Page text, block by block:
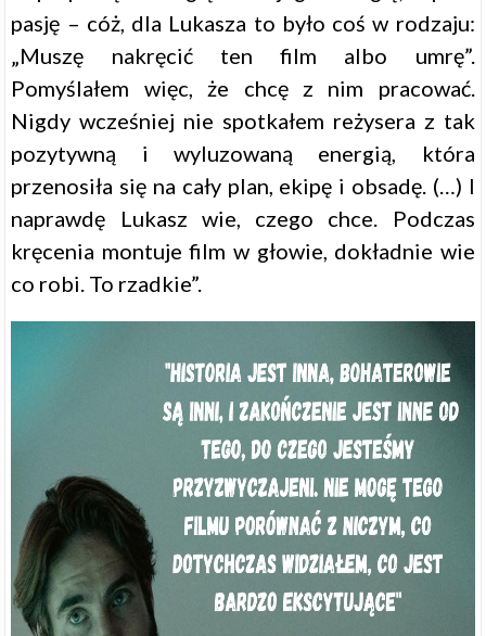
pasję – cóż, dla Lukasza to było coś w rodzaju:
„Muszę nakręcić ten film albo umrę”.
Pomyślałem więc, że chcę z nim pracować.
Nigdy wcześniej nie spotkałem reżysera z tak
pozytywną i wyluzowaną energią, która
przenosiła się na cały plan, ekipę i obsadę. (…) I
naprawdę Lukasz wie, czego chce. Podczas
kręcenia montuje film w głowie, dokładnie wie
co robi. To rzadkie”.